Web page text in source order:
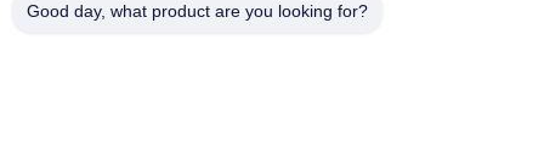
Good day, what product are you looking for?